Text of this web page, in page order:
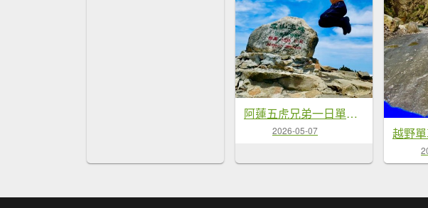
阿蓮五虎兄弟一日單攻雪山主東峰
2026-05-07